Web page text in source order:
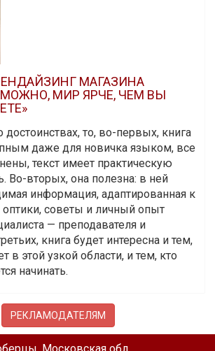
МАГАЗИНА
МИР ЯРЧЕ, ЧЕМ ВЫ
достоинствах, то, во-первых, книга
даже для новичка языком, все
текст имеет практическую
Во-вторых, она полезна: в ней
информация, адаптированная к
оптики, советы и личный опыт
— преподавателя и
книга будет интересна и тем,
в этой узкой области, и тем, кто
начинать.
РЕКЛАМОДАТЕЛЯМ
Московская обл.,